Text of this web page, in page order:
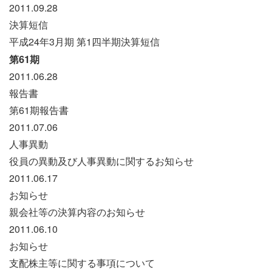
2011.09.28
決算短信
平成24年3月期 第1四半期決算短信
第61期
2011.06.28
報告書
第61期報告書
2011.07.06
人事異動
役員の異動及び人事異動に関するお知らせ
2011.06.17
お知らせ
親会社等の決算内容のお知らせ
2011.06.10
お知らせ
支配株主等に関する事項について